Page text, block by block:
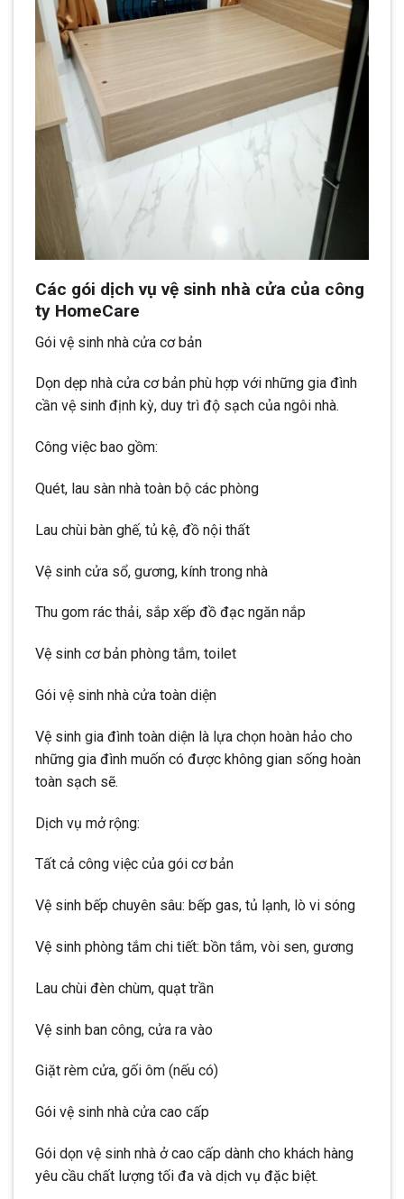
Các gói dịch vụ vệ sinh nhà cửa của công
ty HomeCare
Gói vệ sinh nhà cửa cơ bản
Dọn dẹp nhà cửa cơ bản phù hợp với những gia đình
cần vệ sinh định kỳ, duy trì độ sạch của ngôi nhà.
Công việc bao gồm:
Quét, lau sàn nhà toàn bộ các phòng
Lau chùi bàn ghế, tủ kệ, đồ nội thất
Vệ sinh cửa sổ, gương, kính trong nhà
Thu gom rác thải, sắp xếp đồ đạc ngăn nắp
Vệ sinh cơ bản phòng tắm, toilet
Gói vệ sinh nhà cửa toàn diện
Vệ sinh gia đình toàn diện là lựa chọn hoàn hảo cho
những gia đình muốn có được không gian sống hoàn
toàn sạch sẽ.
Dịch vụ mở rộng:
Tất cả công việc của gói cơ bản
Vệ sinh bếp chuyên sâu: bếp gas, tủ lạnh, lò vi sóng
Vệ sinh phòng tắm chi tiết: bồn tắm, vòi sen, gương
Lau chùi đèn chùm, quạt trần
Vệ sinh ban công, cửa ra vào
Giặt rèm cửa, gối ôm (nếu có)
Gói vệ sinh nhà cửa cao cấp
Gói dọn vệ sinh nhà ở cao cấp dành cho khách hàng
yêu cầu chất lượng tối đa và dịch vụ đặc biệt.